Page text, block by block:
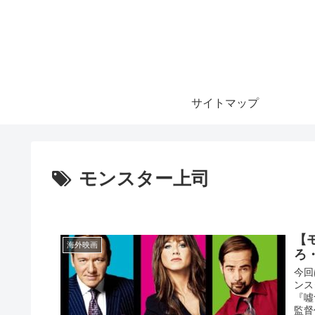
サイトマップ
モンスター上司
海外映画
ろ
今
ン
『
監